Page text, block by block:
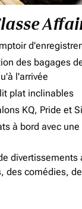
des bagages
l'arrivée
plat inclinables
KQ, Pride et
à bord avec
divertissements
des comédies,